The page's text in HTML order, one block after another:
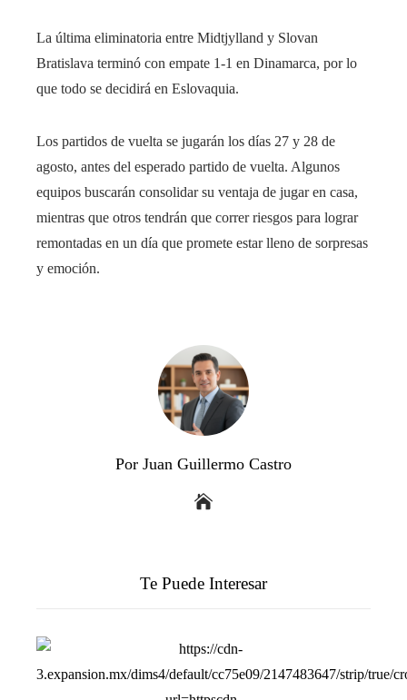
La última eliminatoria entre Midtjylland y Slovan
Bratislava terminó con empate 1-1 en Dinamarca, por lo
que todo se decidirá en Eslovaquia.
Los partidos de vuelta se jugarán los días 27 y 28 de
agosto, antes del esperado partido de vuelta. Algunos
equipos buscarán consolidar su ventaja de jugar en casa,
mientras que otros tendrán que correr riesgos para lograr
remontadas en un día que promete estar lleno de sorpresas
y emoción.
Por Juan Guillermo Castro
Te Puede Interesar